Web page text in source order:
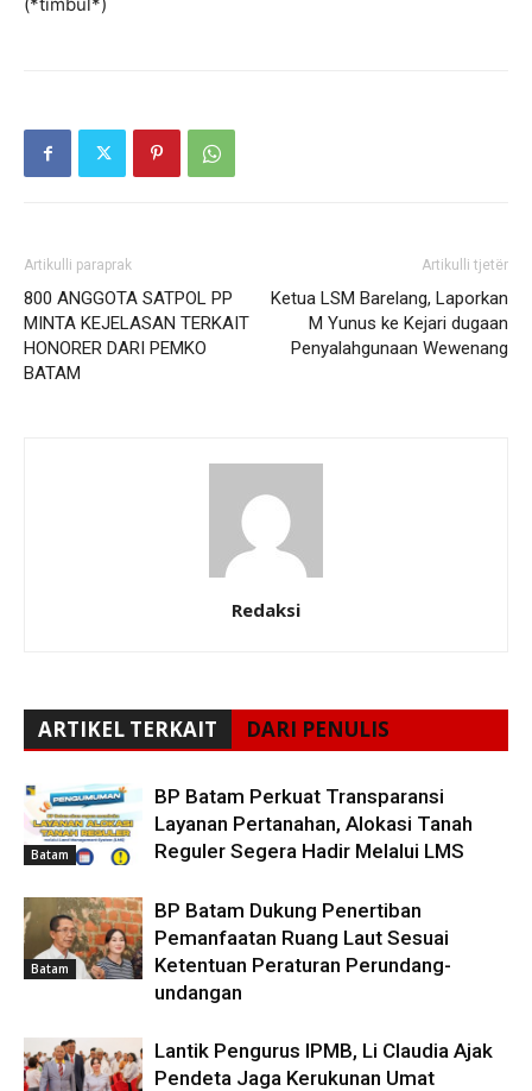
Artikulli paraprak
800 ANGGOTA SATPOL PP
MINTA KEJELASAN TERKAIT
HONORER DARI PEMKO
BATAM
Artikulli tjetër
Ketua LSM Barelang, Laporkan
M Yunus ke Kejari dugaan
Penyalahgunaan Wewenang
Redaksi
ARTIKEL TERKAIT DARI PENULIS
Batam
BP Batam Perkuat Transparansi
Layanan Pertanahan, Alokasi Tanah
Reguler Segera Hadir Melalui LMS
Batam
BP Batam Dukung Penertiban
Pemanfaatan Ruang Laut Sesuai
Ketentuan Peraturan Perundang-
undangan
Lantik Pengurus IPMB, Li Claudia Ajak
Pendeta Jaga Kerukunan Umat